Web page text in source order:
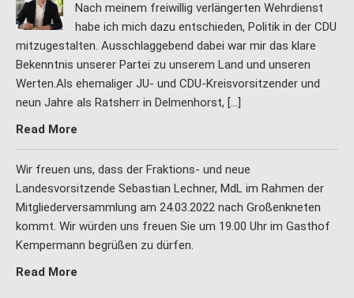
Nach meinem freiwillig verlängerten Wehrdienst
habe ich mich dazu entschieden, Politik in der CDU
mitzugestalten. Ausschlaggebend dabei war mir das klare
Bekenntnis unserer Partei zu unserem Land und unseren
Werten.Als ehemaliger JU- und CDU-Kreisvorsitzender und
neun Jahre als Ratsherr in Delmenhorst, […]
Read More
Wir freuen uns, dass der Fraktions- und neue
Landesvorsitzende Sebastian Lechner, MdL im Rahmen der
Mitgliederversammlung am 24.03.2022 nach Großenkneten
kommt. Wir würden uns freuen Sie um 19.00 Uhr im Gasthof
Kempermann begrüßen zu dürfen.
Read More